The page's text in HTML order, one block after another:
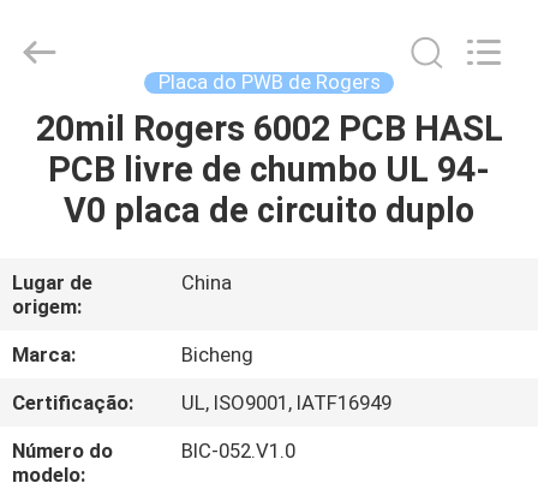
PARA
CASA
VÍDEOS
SOBRE
NÓS
Technology
Reserved.
Placa do PWB de Rogers
20mil Rogers 6002 PCB HASL
PCB livre de chumbo UL 94-
V0 placa de circuito duplo
Lugar de
origem:
China
Marca:
Bicheng
Certificação:
UL, ISO9001, IATF16949
Número do
modelo:
BIC-052.V1.0